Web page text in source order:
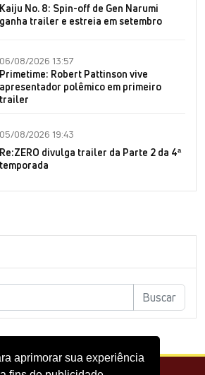
aprimorar sua experiência
Kaiju No. 8: Spin-off de Gen Narumi
ganha trailer e estreia em setembro
06/08/2026 13:57
Primetime: Robert Pattinson vive
apresentador polêmico em primeiro
trailer
05/08/2026 19:43
Re:ZERO divulga trailer da Parte 2 da 4ª
temporada